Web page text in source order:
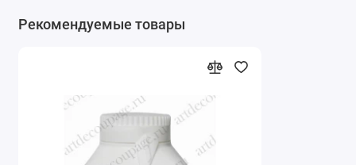
Рекомендуемые товары